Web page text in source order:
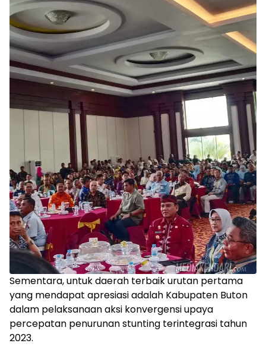
Sementara, untuk daerah terbaik urutan pertama
yang mendapat apresiasi adalah Kabupaten Buton
dalam pelaksanaan aksi konvergensi upaya
percepatan penurunan stunting terintegrasi tahun
2023.